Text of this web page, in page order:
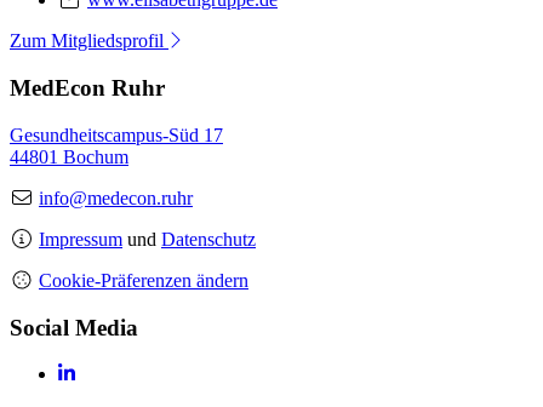
Zum Mitgliedsprofil
MedEcon Ruhr
Gesundheitscampus-Süd 17
44801 Bochum
info@medecon.ruhr
Impressum und Datenschutz
Cookie-Präferenzen ändern
Social Media